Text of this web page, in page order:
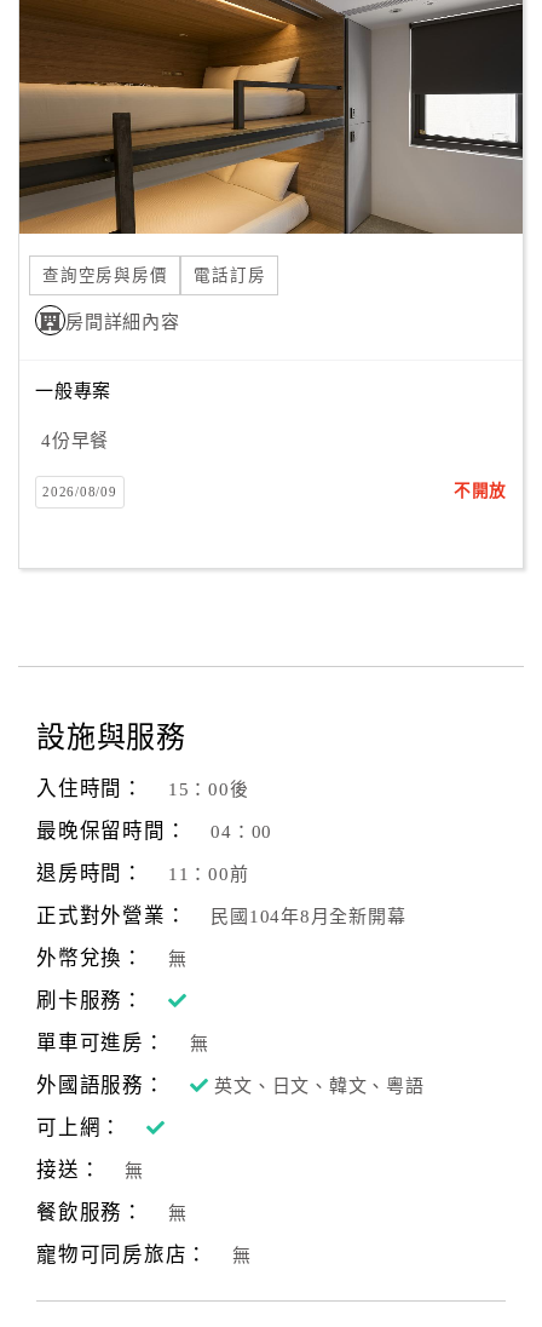
查詢空房與房價 電話訂房
房間詳細內容
一般專案
4份早餐
2026/08/09 不開放
設施與服務
入住時間： 15：00後
最晚保留時間： 04：00
退房時間： 11：00前
正式對外營業： 民國104年8月全新開幕
外幣兌換： 無
刷卡服務：
單車可進房：
無
外國語服務： 英文、日文、韓文、粵語
可上網：
接送：
無
餐飲服務： 無
寵物可同房旅店： 無